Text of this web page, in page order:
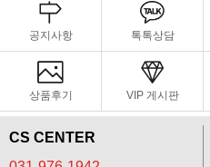
공지사항 톡톡상담
상품후기 VIP 게시판
CS CENTER